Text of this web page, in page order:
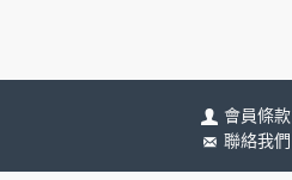
會員條款
聯絡我們